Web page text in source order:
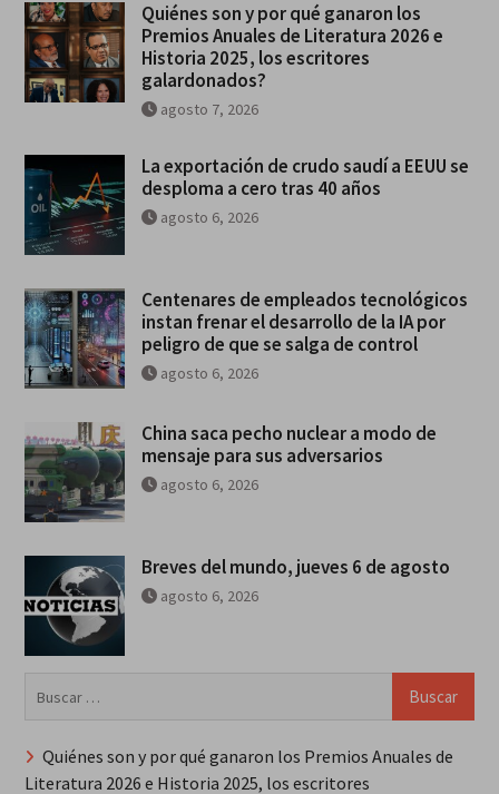
Quiénes son y por qué ganaron los
Premios Anuales de Literatura 2026 e
Historia 2025, los escritores
galardonados?
agosto 7, 2026
La exportación de crudo saudí a EEUU se
desploma a cero tras 40 años
agosto 6, 2026
Centenares de empleados tecnológicos
instan frenar el desarrollo de la IA por
peligro de que se salga de control
agosto 6, 2026
China saca pecho nuclear a modo de
mensaje para sus adversarios
agosto 6, 2026
Breves del mundo, jueves 6 de agosto
agosto 6, 2026
Quiénes son y por qué ganaron los Premios Anuales de
Literatura 2026 e Historia 2025, los escritores